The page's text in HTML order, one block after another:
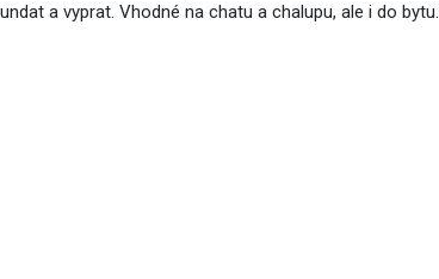
a vyprat. Vhodné na chatu a chalupu, ale i do bytu.